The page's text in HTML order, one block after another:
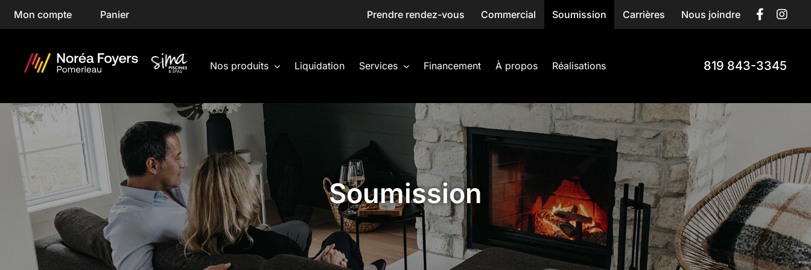
Skip
to
Mon compte Panier Prendre rendez-vous Commercial Soumission Carrières Nous joindre
Nos produits Liquidation Services Financement À propos Réalisations 819 843-3345
Soumission